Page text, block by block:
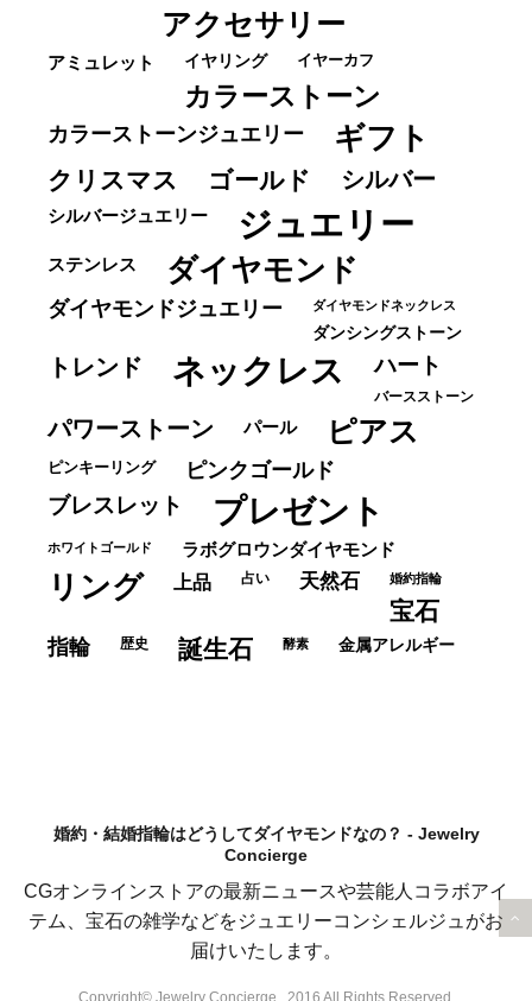
アクセサリー
アミュレット イヤリング イヤーカフ
カラーストーン
カラーストーンジュエリー ギフト
クリスマス ゴールド シルバー
シルバージュエリー ジュエリー
ステンレス ダイヤモンド
ダイヤモンドジュエリー ダイヤモンドネックレス
ダンシングストーン
トレンド ネックレス ハート
バースストーン
パワーストーン パール ピアス
ピンキーリング ピンクゴールド
ブレスレット プレゼント
ホワイトゴールド ラボグロウンダイヤモンド
リング 上品 占い 天然石 婚約指輪
宝石
指輪 歴史 誕生石 酵素 金属アレルギー
婚約・結婚指輪はどうしてダイヤモンドなの？ - Jewelry
Concierge
CGオンラインストアの最新ニュースや芸能人コラボアイ
テム、宝石の雑学などをジュエリーコンシェルジュがお
届けいたします。
Copyright© Jewelry Concierge , 2016 All Rights Reserved.